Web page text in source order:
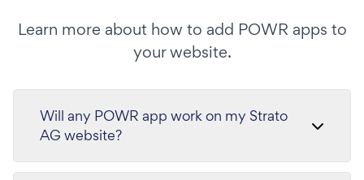
Learn more about how to add POWR apps to
your website.
Will any POWR app work on my Strato
AG website?